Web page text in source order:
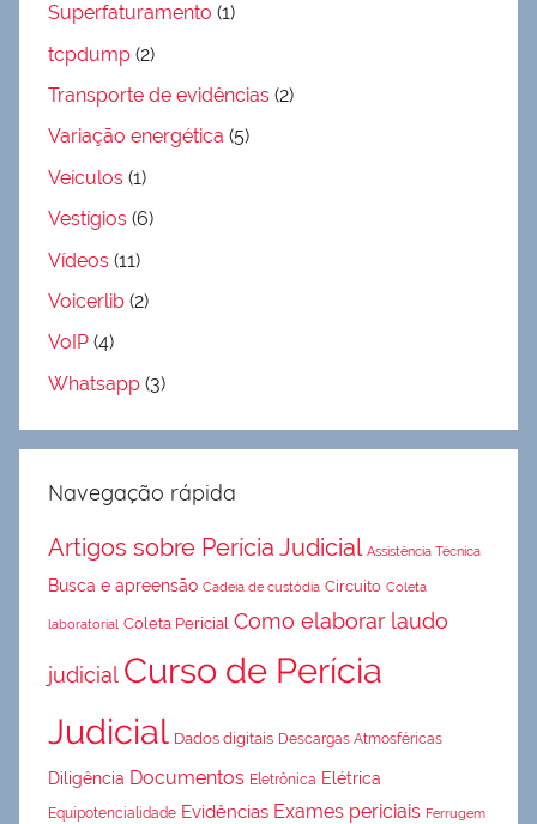
Superfaturamento (1)
tcpdump (2)
Transporte de evidências (2)
Variação energética (5)
Veículos (1)
Vestígios (6)
Vídeos (11)
Voicerlib (2)
VoIP (4)
Whatsapp (3)
Navegação rápida
Artigos sobre Perícia Judicial Assistência Técnica
Busca e apreensão Cadeia de custódia Circuito Coleta
laboratorial Coleta Pericial Como elaborar laudo
judicial Curso de Perícia
Judicial Dados digitais Descargas Atmosféricas
Diligência Documentos Eletrônica Elétrica
Equipotencialidade Evidências Exames periciais Ferrugem